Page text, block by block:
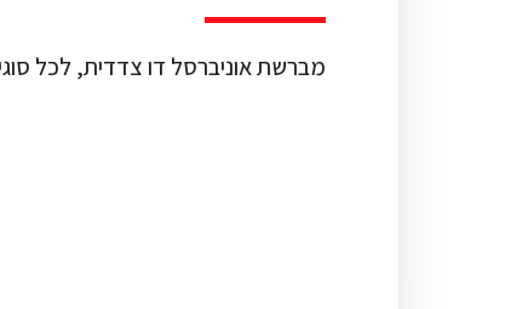
מברשת אוניברסל דו צדדית, לכל